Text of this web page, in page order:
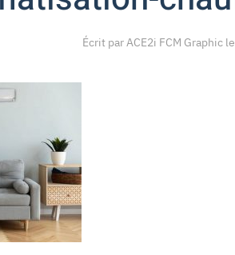
Écrit parACE2i FCM Graphicle